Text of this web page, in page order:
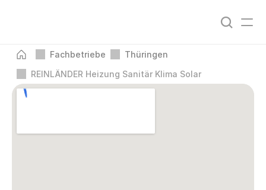
Fachbetriebe
Thüringen
REINLÄNDER Heizung Sanitär Klima Solar